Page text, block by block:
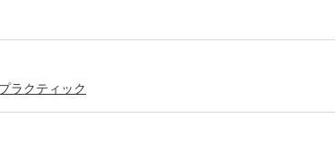
ラクティック